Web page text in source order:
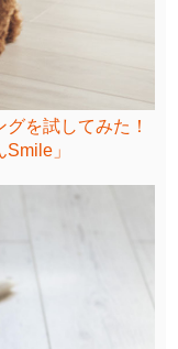
を試してみた！
」